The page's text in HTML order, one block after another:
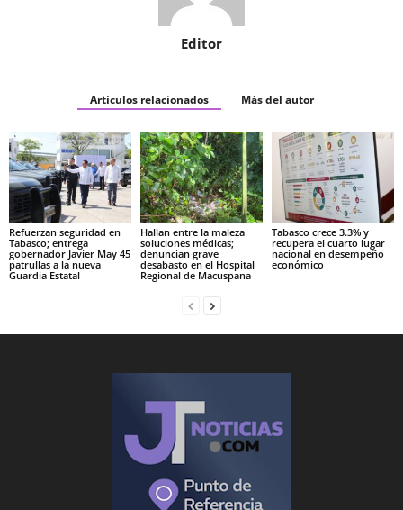
Editor
Artículos relacionados Más del autor
Refuerzan seguridad en
Tabasco; entrega
gobernador Javier May 45
patrullas a la nueva
Guardia Estatal
Hallan entre la maleza
soluciones médicas;
denuncian grave
desabasto en el Hospital
Regional de Macuspana
Tabasco crece 3.3% y
recupera el cuarto lugar
nacional en desempeño
económico